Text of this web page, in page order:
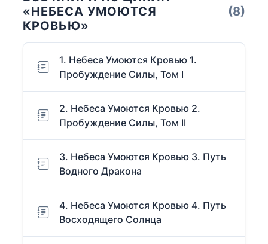
«НЕБЕСА УМОЮТСЯ
КРОВЬЮ»
(8)
1. Небеса Умоются Кровью 1.
Пробуждение Силы, Том I
2. Небеса Умоются Кровью 2.
Пробуждение Силы, Том II
3. Небеса Умоются Кровью 3. Путь
Водного Дракона
4. Небеса Умоются Кровью 4. Путь
Восходящего Солнца